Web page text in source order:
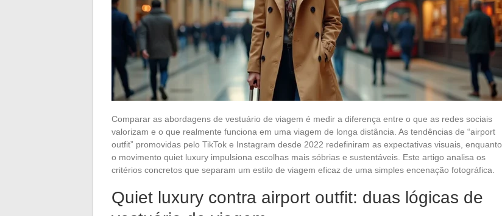
Comparar as abordagens de vestuário de viagem é medir a diferença entre o que as redes sociais
valorizam e o que realmente funciona em uma viagem de longa distância. As tendências de “airport
outfit” promovidas pelo TikTok e Instagram desde 2022 redefiniram as expectativas visuais, enquanto
o movimento quiet luxury impulsiona escolhas mais sóbrias e sustentáveis. Este artigo analisa os
critérios concretos que separam um estilo de viagem eficaz de uma simples encenação fotográfica.
Quiet luxury contra airport outfit: duas lógicas de